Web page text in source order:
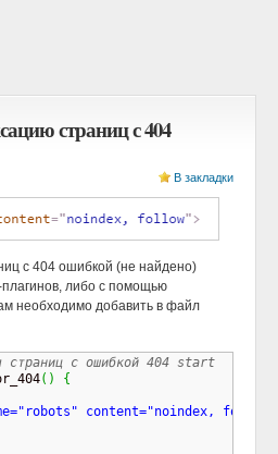
страниц с 404
В закладки
с 404 ошибкой (не найдено)
либо с помощью
необходимо добавить в файл
страниц с ошибкой 404 start
( )
{
content="noindex,